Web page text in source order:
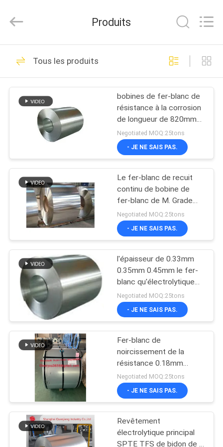
MAISON
PRODUITS
VIDÉOS
SUJET
NOUS
VISITE
D'USINE
CONTRÔLE
QUALITÉ
CONTACTEZ-
NOUS
NOUVELLES
CAS
PACKAGING
MATERIALS
Rights
Tin Plate
électrolytique
235
Feuilles de fer-blanc
111
Couvercle de fer-
blanc
94
Bobine de fer-blanc
Produits
Tous les produits
bobines de fer-blanc de
résistance à la corrosion
de longueur de 820mm
pour le matériel SPTE
TFS de fer-blanc de
boîtes de nourriture
Negotiated MOQ:25tons
- JE NE SAIS PAS.
Le fer-blanc de recuit
continu de bobine de
fer-blanc de M. Grade
ETP (Export Transfer
Prices) de T3 SPTE love
des feuilles
Negotiated MOQ:25tons
- JE NE SAIS PAS.
l'épaisseur de 0.33mm
0.35mm 0.45mm le fer-
blanc qu'électrolytique
love le camTinplate de
nourriture de peinture de
résistance à la corrosion
Negotiated MOQ:25tons
- JE NE SAIS PAS.
Fer-blanc de
noircissement de la
résistance 0.18mm
0.20mm 820mm de fer-
blanc de résistance
thermique de peinture de
principal d'adhérence
Negotiated MOQ:25tons
- JE NE SAIS PAS.
Revêtement
électrolytique principal
SPTE TFS de bidon de la